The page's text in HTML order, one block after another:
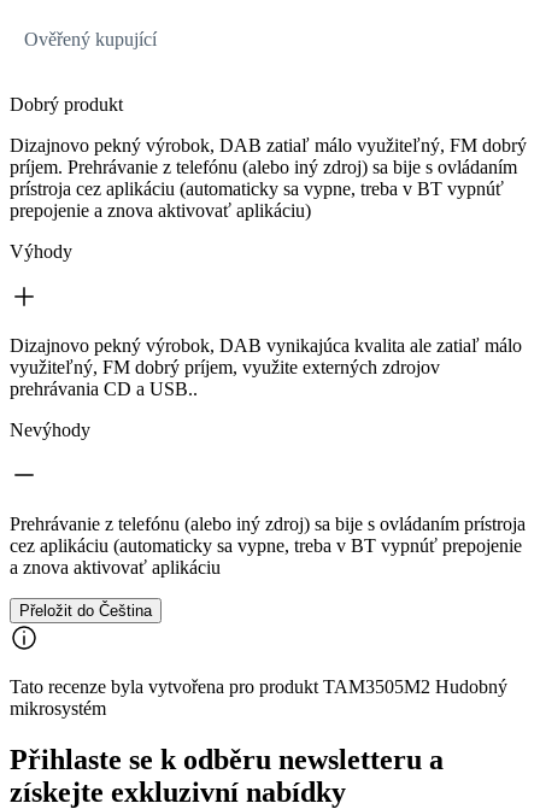
Ověřený kupující
Dobrý produkt
Dizajnovo pekný výrobok, DAB zatiaľ málo využiteľný, FM dobrý
príjem. Prehrávanie z telefónu (alebo iný zdroj) sa bije s ovládaním
prístroja cez aplikáciu (automaticky sa vypne, treba v BT vypnúť
prepojenie a znova aktivovať aplikáciu)
Výhody
Dizajnovo pekný výrobok, DAB vynikajúca kvalita ale zatiaľ málo
využiteľný, FM dobrý príjem, využite externých zdrojov
prehrávania CD a USB..
Nevýhody
Prehrávanie z telefónu (alebo iný zdroj) sa bije s ovládaním prístroja
cez aplikáciu (automaticky sa vypne, treba v BT vypnúť prepojenie
a znova aktivovať aplikáciu
Přeložit do Čeština
Tato recenze byla vytvořena pro produkt TAM3505M2 Hudobný
mikrosystém
Přihlaste se k odběru newsletteru a
získejte exkluzivní nabídky